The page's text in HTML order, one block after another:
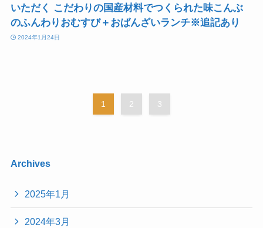
いただく こだわりの国産材料でつくられた味こんぶ
のふんわりおむすび＋おばんざいランチ※追記あり
2024年1月24日
1 2 3
Archives
2025年1月
2024年3月